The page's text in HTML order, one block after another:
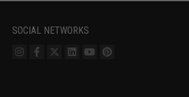
SOCIAL NETWORKS